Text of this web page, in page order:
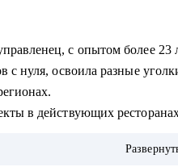
с опытом более 23
с нуля, освоила разные
в действующих
во взрослую жизнь более